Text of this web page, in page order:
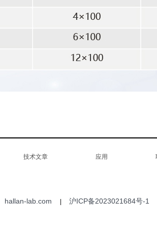
hallan-lab.com 沪ICP备2023021684号-1
技术文章 应用